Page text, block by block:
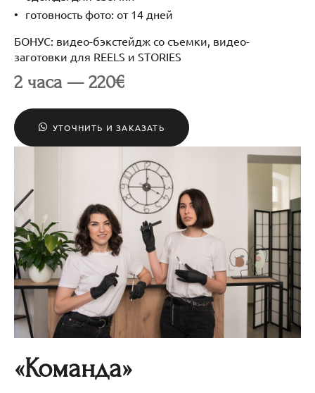
готовность фото: от 14 дней
БОНУС: видео-бэкстейдж со съемки, видео-
заготовки для REELS и STORIES
2 часа — 220€
УТОЧНИТЬ И ЗАКАЗАТЬ
«Команда»